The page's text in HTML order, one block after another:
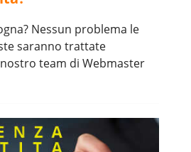
Nessun problema le
saranno trattate
team di Webmaster